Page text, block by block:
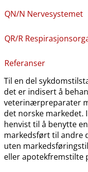
QN​/​N Nervesystemet
QR​/​R
Referanser
Til en del
det er indisert å
veterinærpreparater
det norske markedet.
henvist til å benytte
markedsført til
uten
eller apotekfremstilte